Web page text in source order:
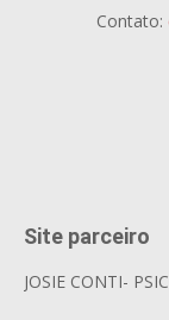
Contato:
Site parceiro
JOSIE CONTI-